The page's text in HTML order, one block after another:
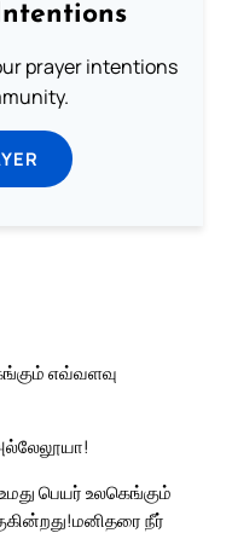
prayer intentions
எவ்வளவு
பெயர் உலகெங்கும்
மனிதரை நீர்